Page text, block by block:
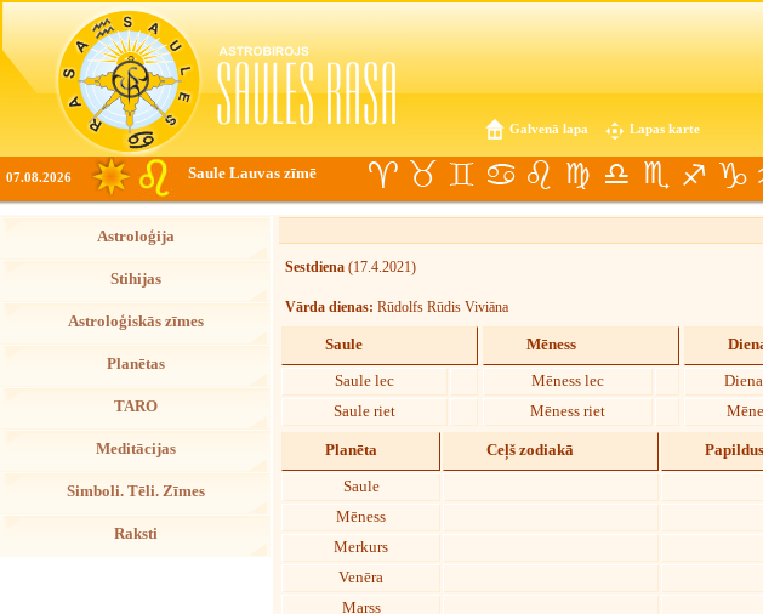
Galvenā lapa Lapas karte
07.08.2026 Saule Lauvas zīmē
Astroloģija
Stihijas
Astroloģiskās zīmes
Planētas
TARO
Meditācijas
Simboli. Tēli. Zīmes
Raksti
Sestdiena (17.4.2021)
Vārda dienas: Rūdolfs Rūdis Viviāna
Saule
Saule lec
Saule riet
Mēness
Mēness lec
Mēness riet
Planēta Ceļš zodiakā
Saule
Mēness
Merkurs
Venēra
Marss